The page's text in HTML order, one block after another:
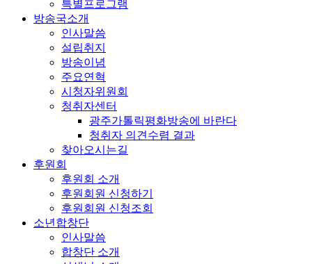
특별프로그램
방송국소개
인사말씀
설립취지
방송이념
주요연혁
시청자위원회
청취자센터
광주가톨릭평화방송에 바란다
청취자 의견수렴 결과
찾아오시는길
후원회
후원회 소개
후원회원 신청하기
후원회원 신청조회
소년합창단
인사말씀
합창단 소개